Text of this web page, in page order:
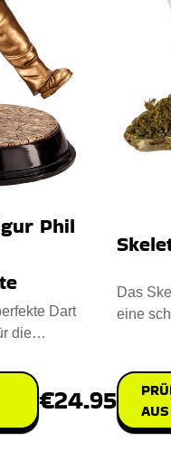
Phil
Dart
die
€24.95
Das
eine
AUS